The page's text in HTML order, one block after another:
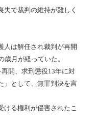
で裁判の維持が難しく
人は解任され裁判が再開
月が経っていた。
開、求刑懲役13年に対
」として、無罪判決を言
ける権利が侵害されたこ